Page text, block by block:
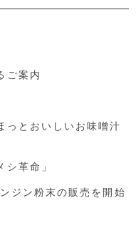
ご案内
っとおいしいお味噌汁
シ革命」
ジン粉末の販売を開始